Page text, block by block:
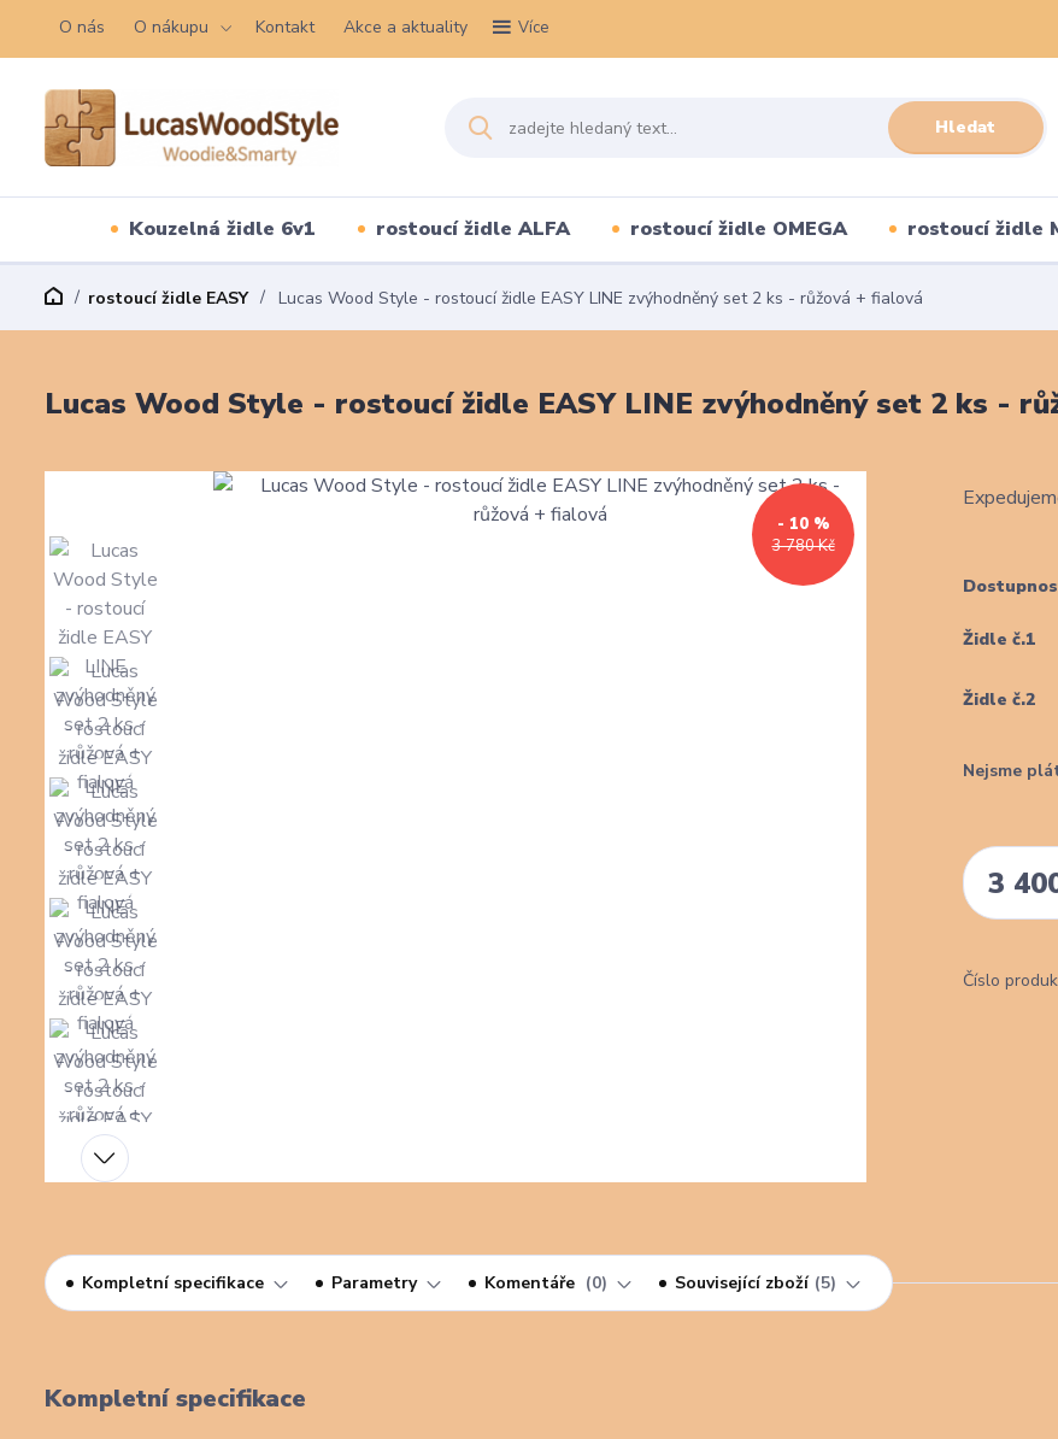
O nás O nákupu Kontakt Akce a aktuality Více
Hledat
Kouzelná židle 6v1 rostoucí židle ALFA rostoucí židle OMEGA rostoucí židle
rostoucí židle EASY Lucas Wood Style - rostoucí židle EASY LINE zvýhodněný set 2 ks - růžová + fialová
Lucas Wood Style - rostoucí židle EASY LINE zvýhodněný set 2 ks -
3 780 Kč
- 10 %
Židle č.1
Židle č.2
Nejsme
3
Číslo
Kompletní specifikace Parametry Komentáře 0 Související zboží 5
Kompletní specifikace